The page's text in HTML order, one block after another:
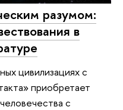
разумом:
в
цивилизациях с
приобретает
с